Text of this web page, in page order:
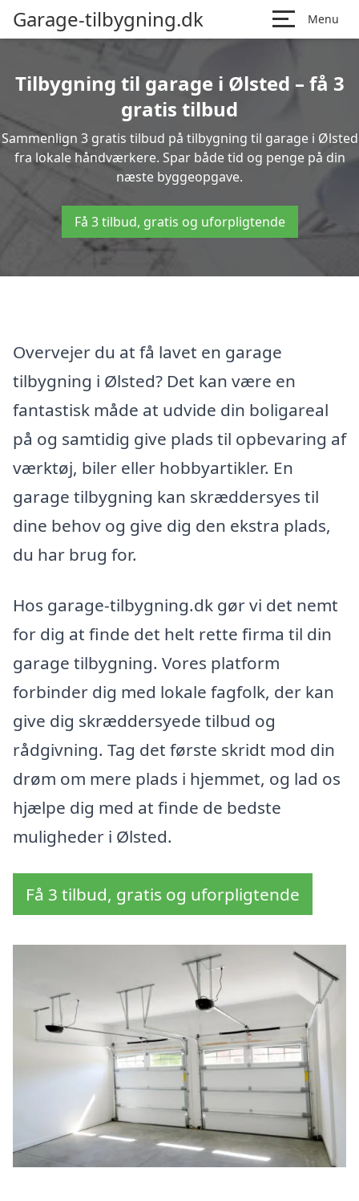
Garage-tilbygning.dk Menu
Tilbygning til garage i Ølsted – få 3
gratis tilbud
Sammenlign 3 gratis tilbud på tilbygning til garage i Ølsted
fra lokale håndværkere. Spar både tid og penge på din
næste byggeopgave.
Få 3 tilbud, gratis og uforpligtende
Overvejer du at få lavet en garage
tilbygning i Ølsted? Det kan være en
fantastisk måde at udvide din boligareal
på og samtidig give plads til opbevaring af
værktøj, biler eller hobbyartikler. En
garage tilbygning kan skræddersyes til
dine behov og give dig den ekstra plads,
du har brug for.
Hos garage-tilbygning.dk gør vi det nemt
for dig at finde det helt rette firma til din
garage tilbygning. Vores platform
forbinder dig med lokale fagfolk, der kan
give dig skræddersyede tilbud og
rådgivning. Tag det første skridt mod din
drøm om mere plads i hjemmet, og lad os
hjælpe dig med at finde de bedste
muligheder i Ølsted.
Få 3 tilbud, gratis og uforpligtende